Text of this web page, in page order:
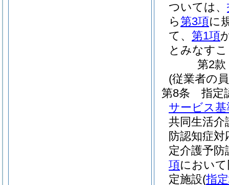
ついては、
ら第3項に
て、 第1項
とみなす
第2款
(従業者の
第8条
指定
サービス
共同生活介
防認知症
定介護予
項におい
定施設(指